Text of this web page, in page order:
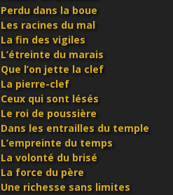
Perdu dans la boue
Les racines du mal
La fin des vigiles
L’étreinte du marais
Que l’on jette la clef
La pierre-clef
Ceux qui sont lésés
Le roi de poussière
Dans les entrailles du temple
L’empreinte du temps
La volonté du brisé
La force du père
Une richesse sans limites